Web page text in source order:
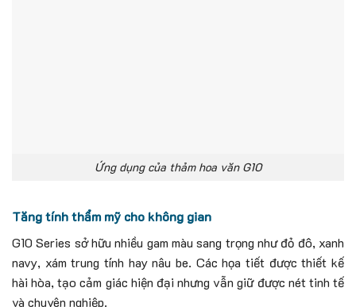
Ứng dụng của thảm hoa văn G10
Tăng tính thẩm mỹ cho không gian
G10 Series sở hữu nhiều gam màu sang trọng như đỏ đô, xanh
navy, xám trung tính hay nâu be. Các họa tiết được thiết kế
hài hòa, tạo cảm giác hiện đại nhưng vẫn giữ được nét tinh tế
và chuyên nghiệp.